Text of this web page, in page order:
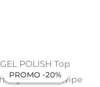
PROMO -20%
PROMO -20%
O
preço
original
O
preço
atual